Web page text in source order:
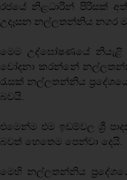
රජයේ නිළධාරින් පිරිසක්
උදෑසන නල්ලතන්නිය නගර
මෙම උද්ඝෝෂණයේ නියැළි
චෝදනා කරන්නේ
රැසක් නල්ලතන්නිය
බවයි.
එමෙන්ම එම ඉඩම්වල ශ්‍රී
බවත් හෙතෙම පෙන්වා දෙයි.
මෙහි නල්ලතන්නිය